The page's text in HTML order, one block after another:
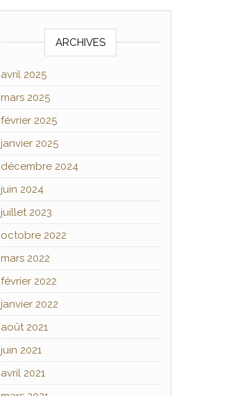
ARCHIVES
avril 2025
mars 2025
février 2025
janvier 2025
décembre 2024
juin 2024
juillet 2023
octobre 2022
mars 2022
février 2022
janvier 2022
août 2021
juin 2021
avril 2021